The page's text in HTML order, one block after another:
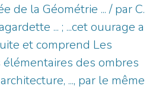
de la Géométrie ... / par C.
... ; ...cet ouurage a
et comprend Les
élémentaires des ombres
..., par le même